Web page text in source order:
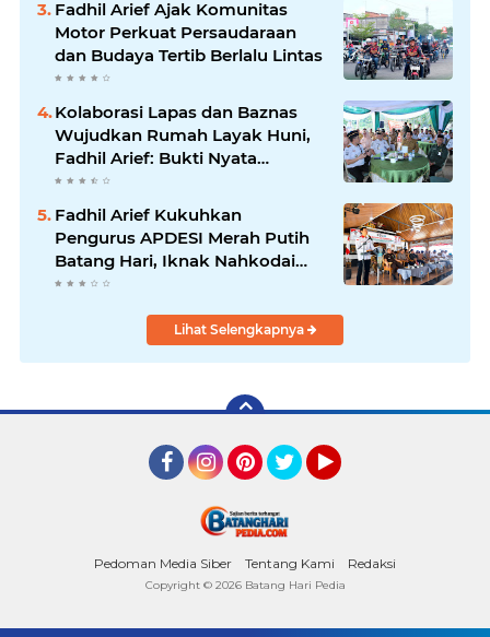
Fadhil Arief Ajak Komunitas
Motor Perkuat Persaudaraan
dan Budaya Tertib Berlalu Lintas
Kolaborasi Lapas dan Baznas
Wujudkan Rumah Layak Huni,
Fadhil Arief: Bukti Nyata
Kepedulian Untuk Rakyat
Fadhil Arief Kukuhkan
Pengurus APDESI Merah Putih
Batang Hari, Iknak Nahkodai
Periode 2026–2031
Lihat Selengkapnya
Pedoman Media Siber Tentang Kami Redaksi
Copyright © 2026 Batang Hari Pedia